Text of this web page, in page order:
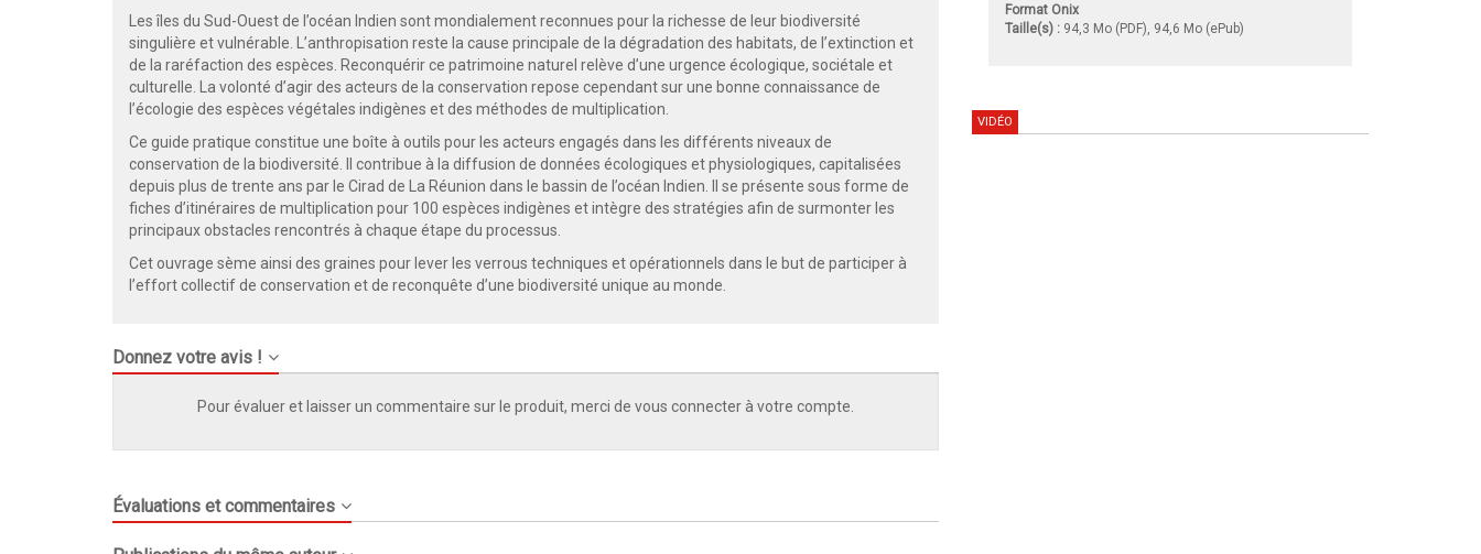
Les îles du Sud-Ouest de l’océan Indien sont mondialement reconnues pour la richesse de leur biodiversité
singulière et vulnérable. L’anthropisation reste la cause principale de la dégradation des habitats, de l’extinction et
de la raréfaction des espèces. Reconquérir ce patrimoine naturel relève d’une urgence écologique, sociétale et
culturelle. La volonté d’agir des acteurs de la conservation repose cependant sur une bonne connaissance de
l’écologie des espèces végétales indigènes et des méthodes de multiplication.
Ce guide pratique constitue une boîte à outils pour les acteurs engagés dans les différents niveaux de
conservation de la biodiversité. Il contribue à la diffusion de données écologiques et physiologiques, capitalisées
depuis plus de trente ans par le Cirad de La Réunion dans le bassin de l’océan Indien. Il se présente sous forme de
fiches d’itinéraires de multiplication pour 100 espèces indigènes et intègre des stratégies afin de surmonter les
principaux obstacles rencontrés à chaque étape du processus.
Cet ouvrage sème ainsi des graines pour lever les verrous techniques et opérationnels dans le but de participer à
l’effort collectif de conservation et de reconquête d’une biodiversité unique au monde.
Donnez votre avis !
Pour évaluer et laisser un commentaire sur le produit, merci de vous connecter à votre compte.
Évaluations et commentaires
Format Onix
Taille(s) : 94,3 Mo (PDF), 94,6 Mo (ePub)
VIDÉO